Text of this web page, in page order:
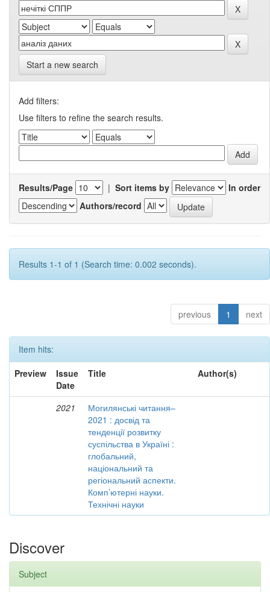
Start a new search
Add filters:
Use filters to refine the search results.
Results/Page | Sort items by
In order
Authors/record
Results 1-1 of 1 (Search time: 0.002 seconds).
previous 1 next
Item hits:
Preview
Issue
Date
Title Author(s)
2021
Могилянські читання–
2021 : досвід та
тенденції розвитку
суспільства в Україні :
глобальний,
національний та
регіональний аспекти.
Комп’ютерні науки.
Технічні науки
Discover
Subject